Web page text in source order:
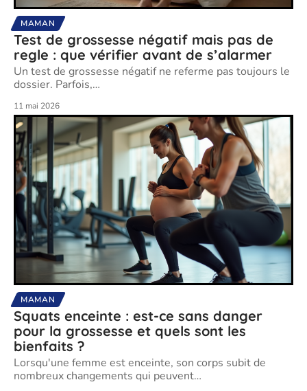
MAMAN
Test de grossesse négatif mais pas de
regle : que vérifier avant de s’alarmer
Un test de grossesse négatif ne referme pas toujours le
dossier. Parfois,…
11 mai 2026
MAMAN
Squats enceinte : est-ce sans danger
pour la grossesse et quels sont les
bienfaits ?
Lorsqu'une femme est enceinte, son corps subit de
nombreux changements qui peuvent…